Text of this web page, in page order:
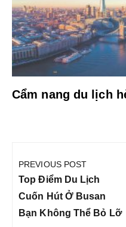
Cẩm nang du lịch
hướng
bài
viết
PREVIOUS POST
Previous
Post:
Top Điểm Du Lịch
Cuốn Hút Ở Busan
Bạn Không Thể Bỏ Lỡ